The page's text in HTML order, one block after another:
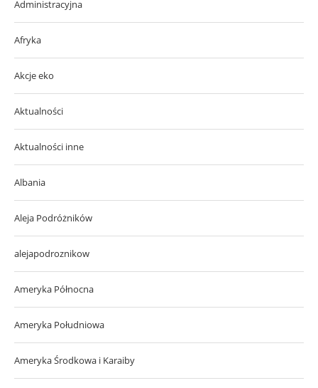
Administracyjna
Afryka
Akcje eko
Aktualności
Aktualności inne
Albania
Aleja Podróżników
alejapodroznikow
Ameryka Północna
Ameryka Południowa
Ameryka Środkowa i Karaiby